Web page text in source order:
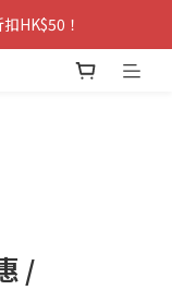
HK$50！
/